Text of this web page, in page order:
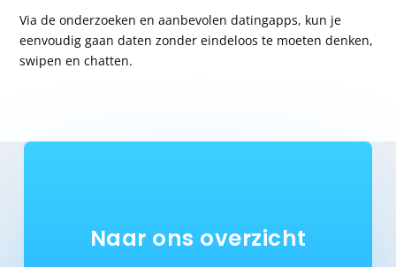
Via de onderzoeken en aanbevolen datingapps, kun je
eenvoudig gaan daten zonder eindeloos te moeten denken,
swipen en chatten.
Naar ons overzicht